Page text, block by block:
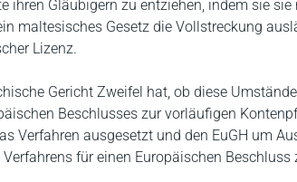
ihren Gläubigern zu entziehen, indem sie
maltesisches Gesetz die Vollstreckung
Lizenz.
Gericht Zweifel hat, ob diese
Beschlusses zur vorläufigen
Verfahren ausgesetzt und den EuGH um
für einen Europäischen Beschluss